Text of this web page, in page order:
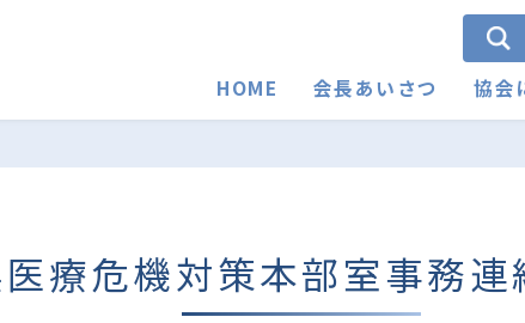
HOME 会長あいさつ 協会
療危機対策本部室事務連